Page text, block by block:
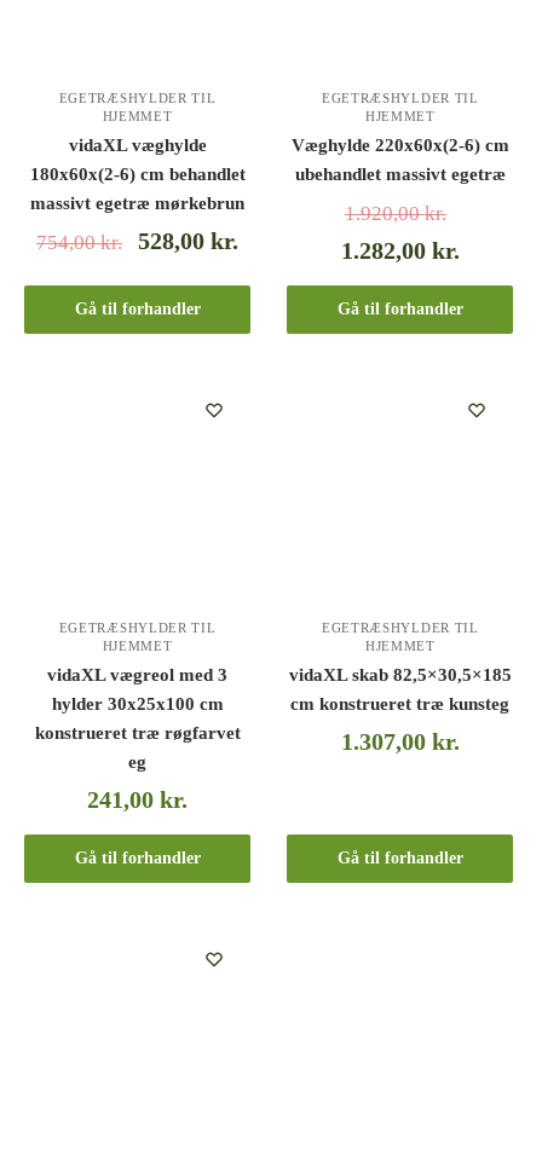
EGETRÆSHYLDER TIL
HJEMMET
vidaXL væghylde
180x60x(2-6) cm behandlet
massivt egetræ mørkebrun
754,00kr. 528,00kr.
Gå til forhandler
EGETRÆSHYLDER TIL
HJEMMET
Væghylde 220x60x(2-6) cm
ubehandlet massivt egetræ
1.920,00kr.
1.282,00 kr.
Gå til forhandler
EGETRÆSHYLDER TIL
HJEMMET
vidaXL vægreol med 3
hylder 30x25x100 cm
konstrueret træ røgfarvet
eg
241,00kr.
Gå til forhandler
EGETRÆSHYLDER TIL
HJEMMET
vidaXL skab 82,5×30,5×185
cm konstrueret træ kunsteg
1.307,00 kr.
Gå til forhandler